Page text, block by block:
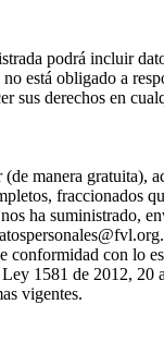
podrá incluir
está obligado a
sus derechos en
(de manera gratuita),
fraccionados
ha suministrado,
conformidad con lo
1581 de 2012, 20
vigentes.